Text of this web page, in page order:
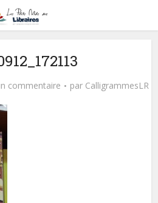
commentaire par CalligrammesLR